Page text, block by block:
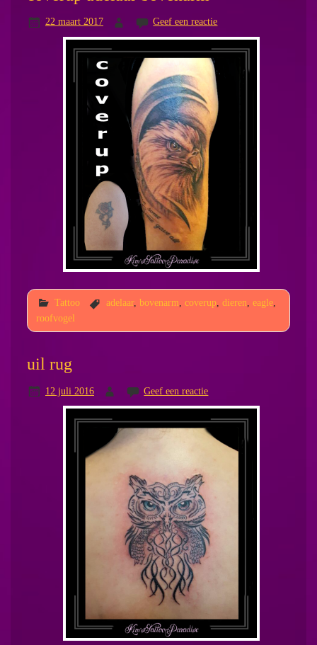
22 maart 2017 Geef een reactie
Tattoo adelaar, bovenarm coverup, dieren eagle,
roofvogel
uil rug
12 juli 2016 Geef een reactie